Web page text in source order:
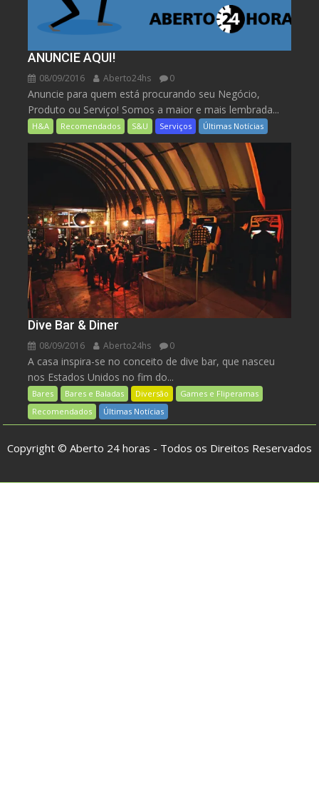
ANUNCIE AQUI!
08/09/2016 Aberto24hs 0
Anuncie para quem está procurando seu Negócio,
Produto ou Serviço! Somos a maior e mais lembrada...
H&A Recomendados S&U Serviços Últimas Notícias
Dive Bar & Diner
08/09/2016 Aberto24hs 0
A casa inspira-se no conceito de dive bar, que nasceu
nos Estados Unidos no fim do...
Bares Bares e Baladas Diversão
Games e Fliperamas
Recomendados
Últimas Notícias
Copyright © Aberto 24 horas - Todos os Direitos Reservados